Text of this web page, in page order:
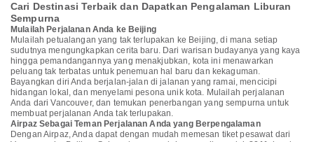
Cari Destinasi Terbaik dan Dapatkan Pengalaman Liburan
Sempurna
Mulailah Perjalanan Anda ke Beijing
Mulailah petualangan yang tak terlupakan ke Beijing, di mana setiap
sudutnya mengungkapkan cerita baru. Dari warisan budayanya yang kaya
hingga pemandangannya yang menakjubkan, kota ini menawarkan
peluang tak terbatas untuk penemuan hal baru dan kekaguman.
Bayangkan diri Anda berjalan-jalan di jalanan yang ramai, mencicipi
hidangan lokal, dan menyelami pesona unik kota. Mulailah perjalanan
Anda dari Vancouver, dan temukan penerbangan yang sempurna untuk
membuat perjalanan Anda tak terlupakan.
Airpaz Sebagai Teman Perjalanan Anda yang Berpengalaman
Dengan Airpaz, Anda dapat dengan mudah memesan tiket pesawat dari